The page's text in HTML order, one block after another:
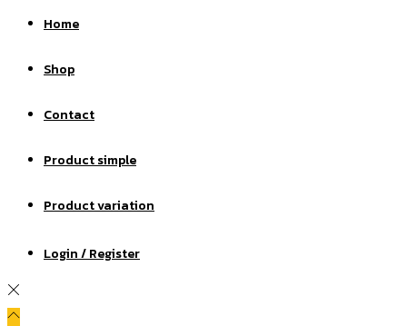
Home
Shop
Contact
Product simple
Product variation
Login / Register